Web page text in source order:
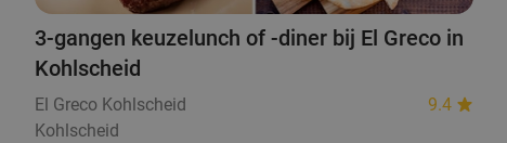
3-gangen keuzelunch of -diner bij El Greco in
Kohlscheid
El Greco Kohlscheid
9.4
Kohlscheid